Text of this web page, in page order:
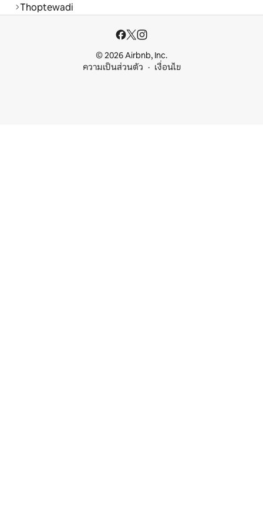
Thoptewadi
© 2026 Airbnb, Inc.
ความเป็นส่วนตัว
เงื่อนไข